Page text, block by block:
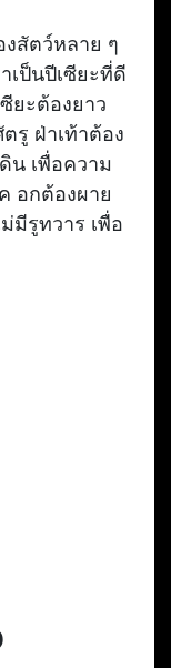
สัตว์หลาย ๆ
ป็นปีเซียะที่ดี
ยะต้องยาว
รู ฝ่าเท้าต้อง
น เพื่อความ
อกต้องผาย
มีรูทวาร เพื่อ